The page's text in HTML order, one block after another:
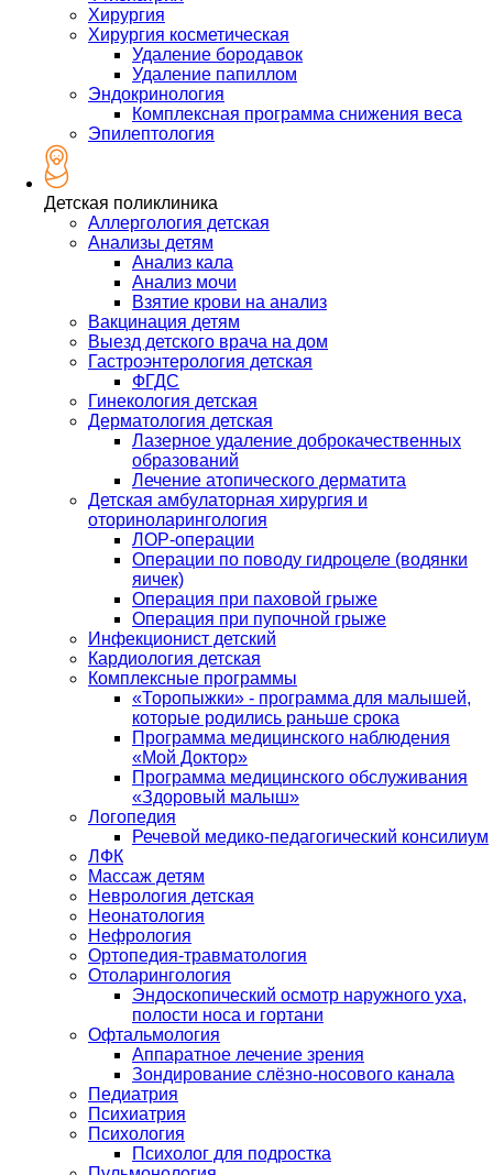
Хирургия
Хирургия косметическая
Удаление бородавок
Удаление папиллом
Эндокринология
Комплексная программа снижения веса
Эпилептология
Детская поликлиника
Аллергология детская
Анализы детям
Анализ кала
Анализ мочи
Взятие крови на анализ
Вакцинация детям
Выезд детского врача на дом
Гастроэнтерология детская
ФГДС
Гинекология детская
Дерматология детская
Лазерное удаление доброкачественных
образований
Лечение атопического дерматита
Детская амбулаторная хирургия и
оториноларингология
ЛОР-операции
Операции по поводу гидроцеле (водянки
яичек)
Операция при паховой грыже
Операция при пупочной грыже
Инфекционист детский
Кардиология детская
Комплексные программы
«Торопыжки» - программа для малышей,
которые родились раньше срока
Программа медицинского наблюдения
«Мой Доктор»
Программа медицинского обслуживания
«Здоровый малыш»
Логопедия
Речевой медико-педагогический консилиум
ЛФК
Массаж детям
Неврология детская
Неонатология
Нефрология
Ортопедия-травматология
Отоларингология
Эндоскопический осмотр наружного уха,
полости носа и гортани
Офтальмология
Аппаратное лечение зрения
Зондирование слёзно-носового канала
Педиатрия
Психиатрия
Психология
Психолог для подростка